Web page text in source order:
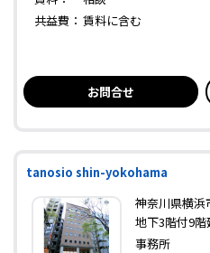
共益費： 賃料に含む
お問合せ
tanosio shin-yokohama
神奈川県横浜
地下3階付9階
事務所